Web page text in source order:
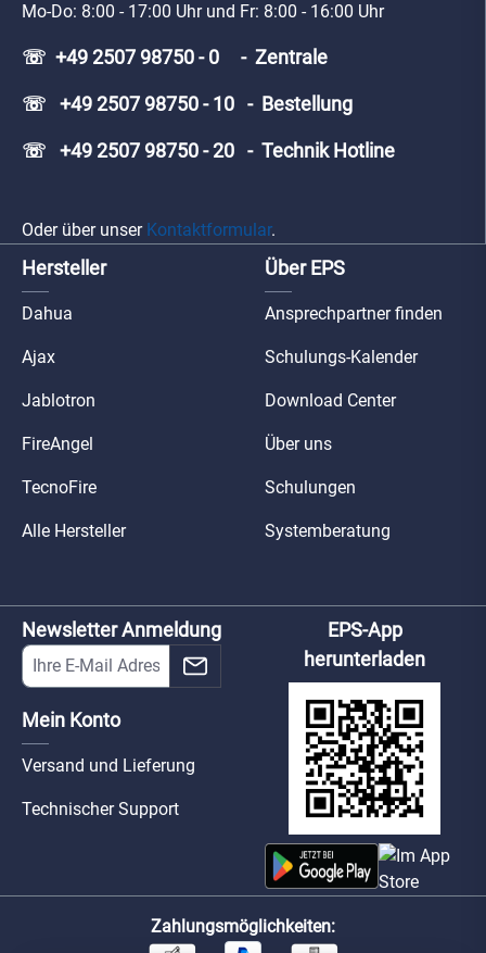
Mo-Do: 8:00 - 17:00 Uhr und Fr: 8:00 - 16:00 Uhr
☏ +49 2507 98750 - 0 - Zentrale
☏ +49 2507 98750 - 10 - Bestellung
☏ +49 2507 98750 - 20 - Technik Hotline
Oder über unser Kontaktformular.
Hersteller
Dahua
Ajax
Jablotron
FireAngel
TecnoFire
Alle Hersteller
Über EPS
Ansprechpartner finden
Schulungs-Kalender
Download Center
Über uns
Schulungen
Systemberatung
Newsletter Anmeldung
Mein Konto
Versand und Lieferung
Technischer Support
EPS-App
herunterladen
Zahlungsmöglichkeiten: